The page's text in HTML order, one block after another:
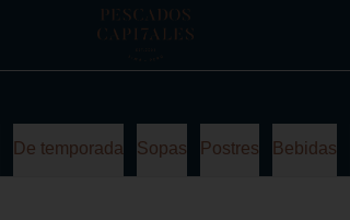
De temporada Sopas Postres Bebidas